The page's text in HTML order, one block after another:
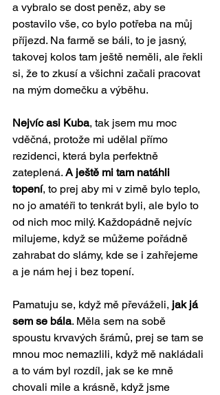
a vybralo se dost peněz, aby se
postavilo vše, co bylo potřeba na můj
příjezd. Na farmě se báli, to je jasný,
takovej kolos tam ještě neměli, ale řekli
si, že to zkusí a všichni začali pracovat
na mým domečku a výběhu.
Nejvíc asi Kuba, tak jsem mu moc
vděčná, protože mi udělal přímo
rezidenci, která byla perfektně
zateplená. A ještě mi tam natáhli
topení, to prej aby mi v zimě bylo teplo,
no jo amatéři to tenkrát byli, ale bylo to
od nich moc milý. Každopádně nejvíc
milujeme, když se můžeme pořádně
zahrabat do slámy, kde se i zahřejeme
a je nám hej i bez topení.
Pamatuju se, když mě převáželi, jak já
sem se bála. Měla sem na sobě
spoustu krvavých šrámů, prej se tam se
mnou moc nemazlili, když mě nakládali
a to vám byl rozdíl, jak se ke mně
chovali mile a krásně, když jsme